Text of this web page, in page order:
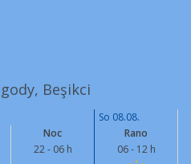
Beşikci
So 08.08.
Noc
22 - 06 h
Rano
06 - 12 h